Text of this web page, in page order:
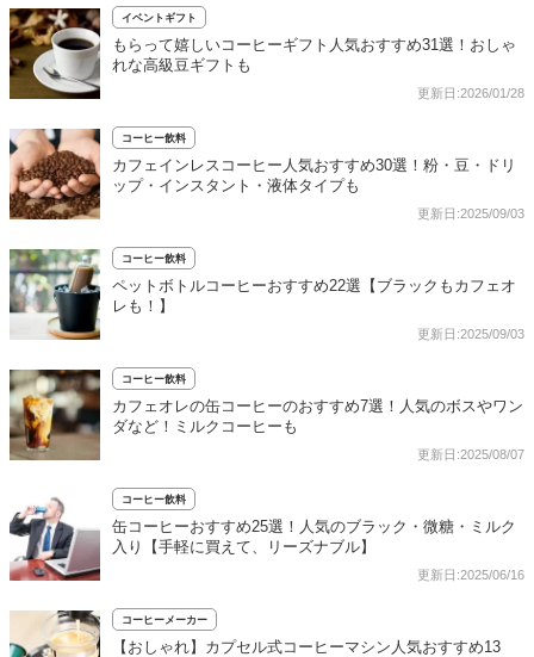
イベントギフト
もらって嬉しいコーヒーギフト人気おすすめ31選！おしゃ
れな高級豆ギフトも
更新日:2026/01/28
コーヒー飲料
カフェインレスコーヒー人気おすすめ30選！粉・豆・ドリ
ップ・インスタント・液体タイプも
更新日:2025/09/03
コーヒー飲料
ペットボトルコーヒーおすすめ22選【ブラックもカフェオ
レも！】
更新日:2025/09/03
コーヒー飲料
カフェオレの缶コーヒーのおすすめ7選！人気のボスやワン
ダなど！ミルクコーヒーも
更新日:2025/08/07
コーヒー飲料
缶コーヒーおすすめ25選！人気のブラック・微糖・ミルク
入り【手軽に買えて、リーズナブル】
更新日:2025/06/16
コーヒーメーカー
【おしゃれ】カプセル式コーヒーマシン人気おすすめ13